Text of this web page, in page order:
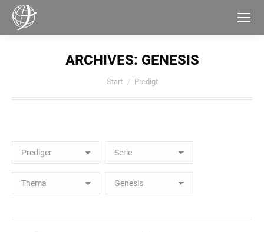
ARCHIVES: GENESIS
Sie befinden sich hier:
Start Predigt